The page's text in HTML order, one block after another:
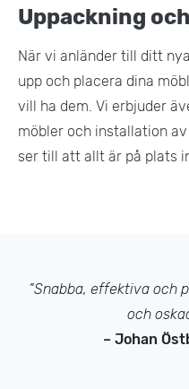
Uppackning
När vi anländer till ditt
upp och placera dina
vill ha dem. Vi erbjuder
möbler och installation
ser till att allt är på plats
”Snabba, effektiva och
och
– Johan